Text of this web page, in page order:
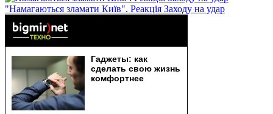
"Намагаються зламати Київ". Реакція Заходу на удар